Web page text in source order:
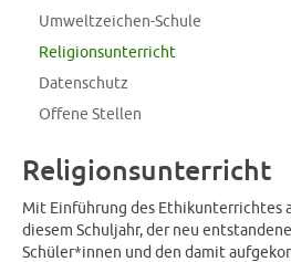
Umweltzeichen-Schule
Religionsunterricht
Datenschutz
Offene Stellen
Religionsunterricht
Mit Einführung des Ethikunterrichtes
diesem Schuljahr, der neu
Schüler*innen und den damit